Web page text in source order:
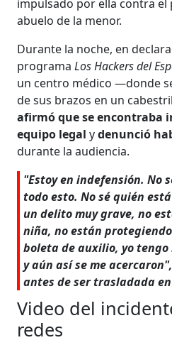
impulsado por ella contra el
abuelo de la menor.
Durante la noche, en
programaLos Hackers del
un centro médico —donde
de sus brazos en un
afirmó que se encontraba
equipo legal ydenunció
durante la audiencia.
"Estoy en indefensión. No
todo esto. No sé quién
un delito muy grave, no
niña, no están
boleta de auxilio, yo
y aún así se me
antes de ser trasladada
Video del
redes